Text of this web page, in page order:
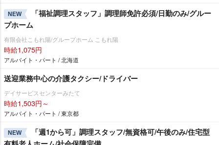
NEW
「福祉調理スタッフ」調理師免許必須/日勤のみ/グルー
プホーム
有限会社こもれ陽/グループホーム こもれ陽
時給1,075円
アルバイト・パート / 北海道
送迎業務中心の介護タクシー/ドライバー
デイサービスセンターみたて
時給1,503円～
アルバイト・パート / 東京都
NEW
「週1から可」調理スタッフ/無資格可/午後のみ/住宅型